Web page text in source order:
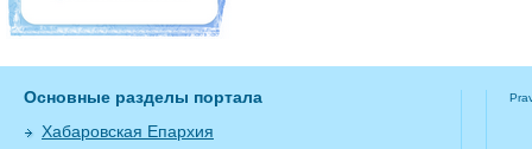
Основные разделы портала
Хабаровская Епархия